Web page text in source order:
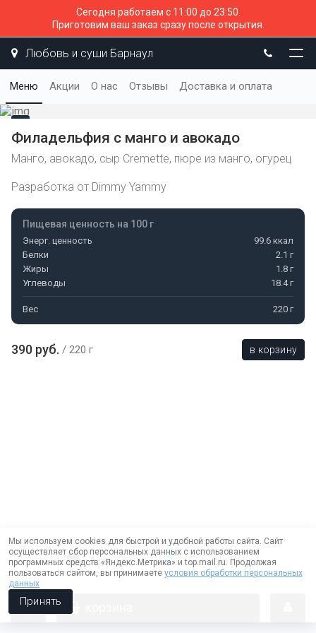
Сегодня работаем с 11:00 до 23:50.
Приготовим ваш заказ сразу после открытия.
Любовь и суши Барнаул
Меню Акции О нас Отзывы Доставка и оплата
Филадельфия с манго и авокадо
Манго, авокадо, сыр Cremette, пюре из манго, огурец
Разработка от Dimmy Yammy
Пищевая ценность на 100 г
Энерг. ценность
99.6 ккал
Белки
2.1 г
Жиры
1.8 г
Углеводы
18.4 г
Вес 220 г
390 руб. 220 г в корзину
Мы используем cookies для быстрой и удобной работы сайта. Сайт
осуществляет сбор персональных данных с использованием
программных средств «Яндекс.Метрика» и top.mail.ru. Продолжая
пользоваться сайтом, вы принимаете условия обработки персональных
данных
Принять